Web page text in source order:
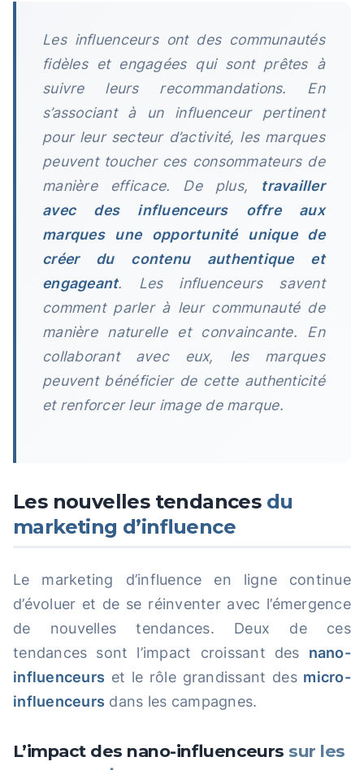
Les influenceurs ont des communautés
fidèles et engagées qui sont prêtes à
suivre leurs recommandations. En
s’associant à un influenceur pertinent
pour leur secteur d’activité, les marques
peuvent toucher ces consommateurs de
manière efficace. De plus, travailler
avec des influenceurs offre aux
marques une opportunité unique de
créer du contenu authentique et
engageant. Les influenceurs savent
comment parler à leur communauté de
manière naturelle et convaincante. En
collaborant avec eux, les marques
peuvent bénéficier de cette authenticité
et renforcer leur image de marque.
Les nouvelles tendances du
marketing d’influence
Le marketing d’influence en ligne continue
d’évoluer et de se réinventer avec l’émergence
de nouvelles tendances. Deux de ces
tendances sont l’impact croissant des nano-
influenceurs et le rôle grandissant des micro-
influenceurs dans les campagnes.
L’impact des nano-influenceurs sur les